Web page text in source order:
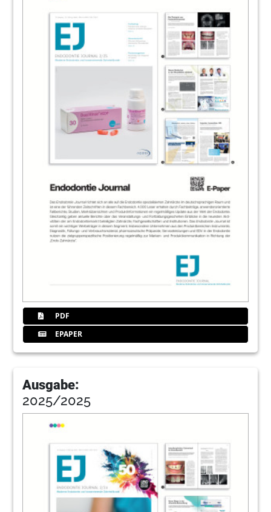
PDF
EPAPER
Ausgabe:
2025/2025